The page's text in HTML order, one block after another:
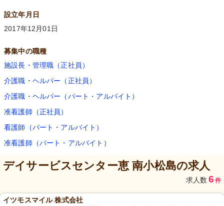
設立年月日
2017年12月01日
募集中の職種
施設長・管理職（正社員）
介護職・ヘルパー（正社員）
介護職・ヘルパー（パート・アルバイト）
准看護師（正社員）
看護師（パート・アルバイト）
准看護師（パート・アルバイト）
デイサービスセンター恵 南小松島の求人
求人数 6 件
イツモスマイル 株式会社